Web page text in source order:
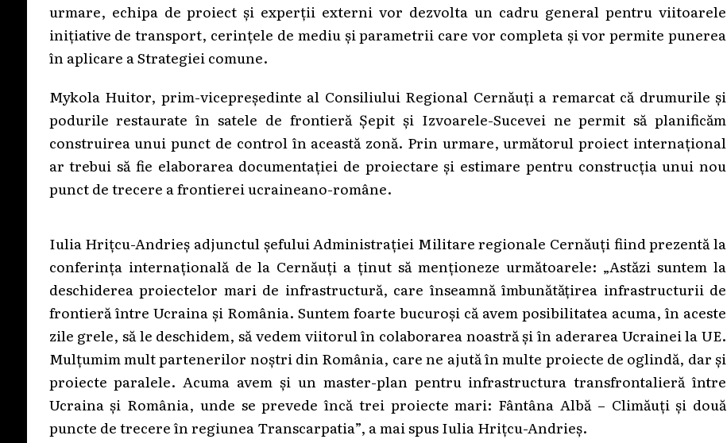
urmare, echipa de proiect și experții externi vor dezvolta un cadru general pentru viitoarele
inițiative de transport, cerințele de mediu și parametrii care vor completa și vor permite punerea
în aplicare a Strategiei comune.
Mykola Huitor, prim-vicepreședinte al Consiliului Regional Cernăuți a remarcat că drumurile și
podurile restaurate în satele de frontieră Șepit și Izvoarele-Sucevei ne permit să planificăm
construirea unui punct de control în această zonă. Prin urmare, următorul proiect internațional
ar trebui să fie elaborarea documentației de proiectare și estimare pentru construcția unui nou
punct de trecere a frontierei ucraineano-române.
Iulia Hrițcu-Andrieș adjunctul șefului Administrației Militare regionale Cernăuți fiind prezentă la
conferința internațională de la Cernăuți a ținut să menționeze următoarele: „Astăzi suntem la
deschiderea proiectelor mari de infrastructură, care înseamnă îmbunătățirea infrastructurii de
frontieră între Ucraina și România. Suntem foarte bucuroși că avem posibilitatea acuma, în aceste
zile grele, să le deschidem, să vedem viitorul în colaborarea noastră și în aderarea Ucrainei la UE.
Mulțumim mult partenerilor noștri din România, care ne ajută în multe proiecte de oglindă, dar și
proiecte paralele. Acuma avem și un master-plan pentru infrastructura transfrontalieră între
Ucraina și România, unde se prevede încă trei proiecte mari: Fântâna Albă – Climăuți și două
puncte de trecere în regiunea Transcarpatia”, a mai spus Iulia Hrițcu-Andrieș.